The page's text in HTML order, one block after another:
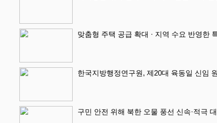
맞춤형 주택 공급 확대 · 지역 수요 반영한
한국지방행정연구원, 제20대 육동일 신임
구민 안전 위해 북한 오물 풍선 신속·적극 대